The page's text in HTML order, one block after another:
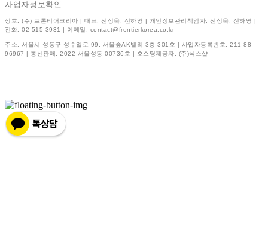
사업자정보확인
상호: (주) 프론티어코리아 | 대표: 신상욱, 신하영 | 개인정보관리책임자: 신상욱, 신하영 |
전화: 02-515-3931 | 이메일: contact@frontierkorea.co.kr
주소: 서울시 성동구 성수일로 99, 서울숲AK밸리 3층 301호 | 사업자등록번호: 211-88-
96967 | 통신판매: 2022-서울성동-00736호 | 호스팅제공자: (주)식스샵